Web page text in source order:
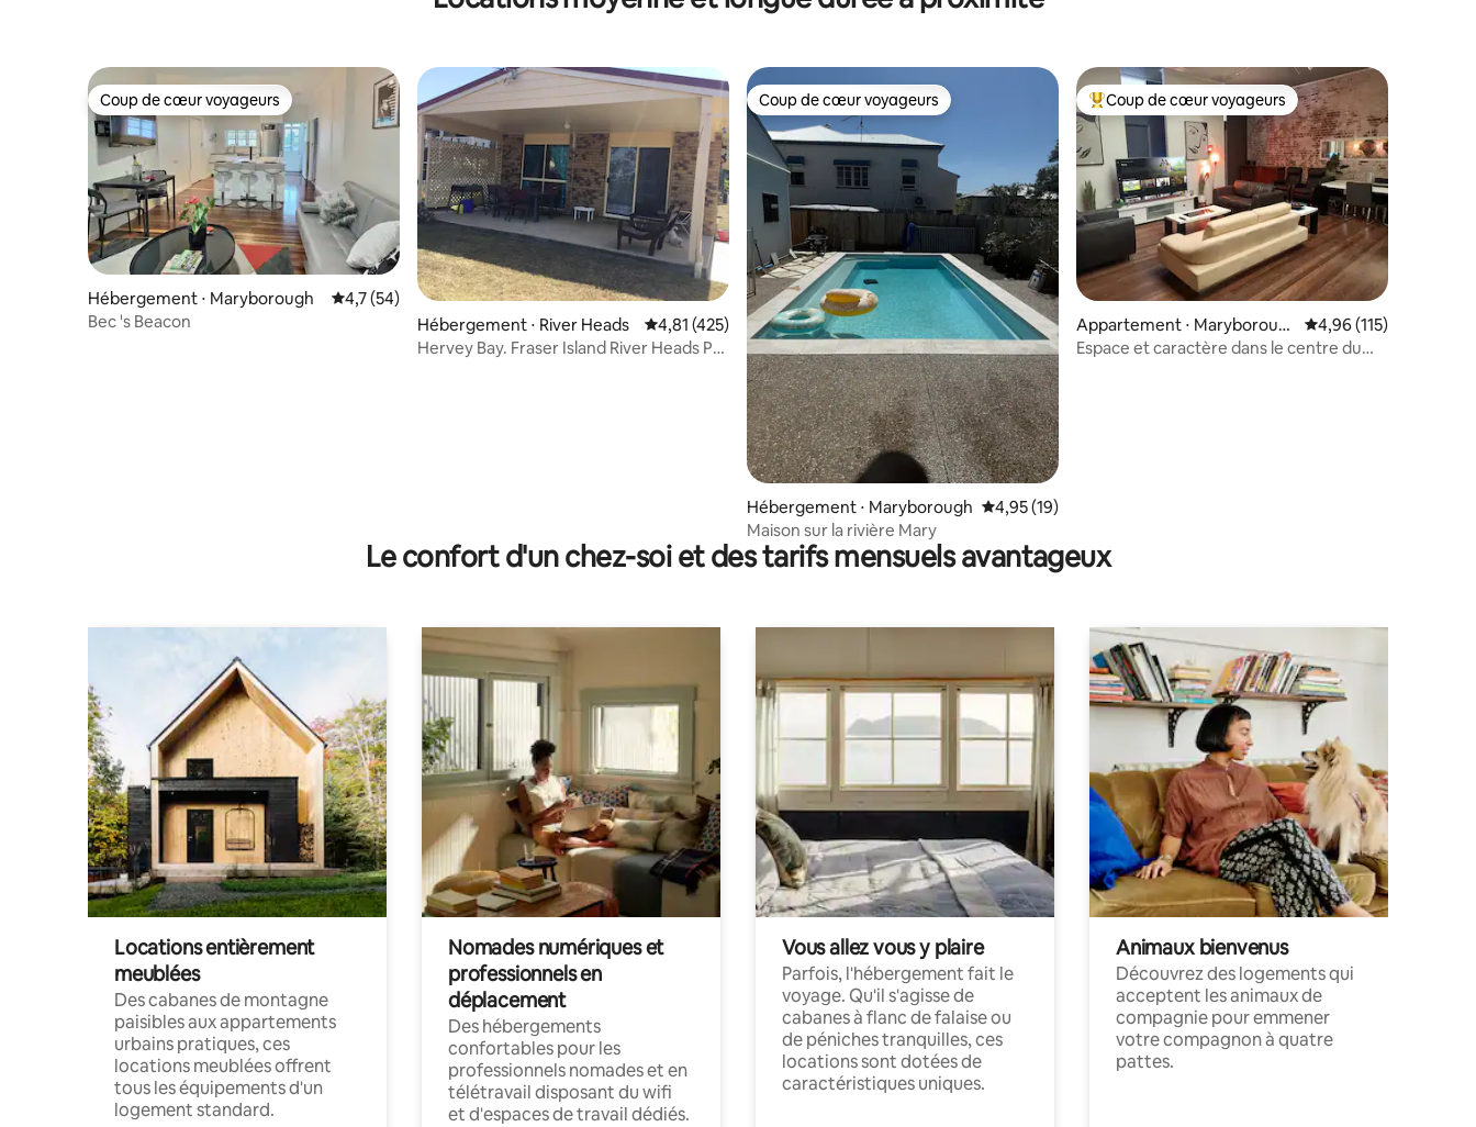
Coup de cœur voyageurs
Coup de cœur voyageurs
Hébergement ⋅ Maryborough Évaluation moyenne sur la base de 54 commentaires : 4,7 sur 5
4,7 (54)
Bec 's Beacon
Hébergement ⋅ River Heads Évaluation moyenne sur la base de 425 commentaires : 4,81 sur 5
4,81 (425)
Hervey Bay. Fraser Island River Heads Pet
Coup de cœur voyageurs
Coup de cœur voyageurs
Hébergement ⋅ Maryborough Évaluation moyenne sur la base de 19 commentaires : 4,95 sur 5
4,95 (19)
Maison sur la rivière Mary
Coups de cœur voyageurs les plus appréciés
Coup de cœur voyageurs
Appartement ⋅ Maryboroug
h
Évaluation moyenne
4,96 (115)
Espace et caractère dans le centre du
Le confort d'un chez-soi et des tarifs mensuels avantageux
Locations entièrement
meublées
Des cabanes de montagne
paisibles aux appartements
urbains pratiques, ces
locations meublées offrent
tous les équipements d'un
logement standard.
Nomades numériques et
professionnels en
déplacement
Des hébergements
confortables pour les
professionnels nomades et en
télétravail disposant du wifi
et d'espaces de travail dédiés.
Vous allez vous y plaire
Parfois, l'hébergement fait le
voyage. Qu'il s'agisse de
cabanes à flanc de falaise ou
de péniches tranquilles, ces
locations sont dotées de
caractéristiques uniques.
Animaux bienvenus
Découvrez des logements qui
acceptent les animaux de
compagnie pour emmener
votre compagnon à quatre
pattes.